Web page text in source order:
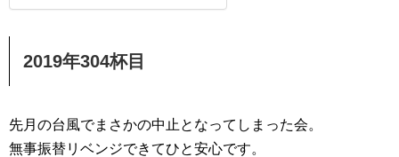
2019年304杯目
先月の台風でまさかの中止となってしまった会。
無事振替リベンジできてひと安心です。